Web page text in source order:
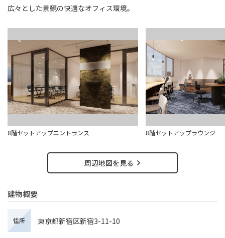
広々とした景観の快適なオフィス環境。
8階セットアップエントランス 8階セットアップラウンジ
周辺地図を見る
建物概要
住所 東京都新宿区新宿3-11-10